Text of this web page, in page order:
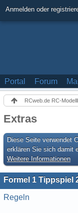
Anmelden oder
Portal Forum
RCweb.de RC-
Extras
Diese Seite verwendet
erklären Sie sich damit
Weitere Informationen
Formel 1 Tippspiel
Regeln